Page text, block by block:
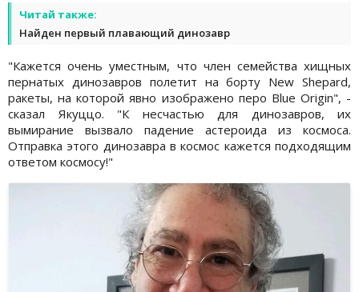
Читай также:
Найден первый плавающий динозавр
"Кажется очень уместным, что член семейства хищных
пернатых динозавров полетит на борту New Shepard,
ракеты, на которой явно изображено перо Blue Origin", -
сказал Якуццо. "К несчастью для динозавров, их
вымирание вызвало падение астероида из космоса.
Отправка этого динозавра в космос кажется подходящим
ответом космосу!"